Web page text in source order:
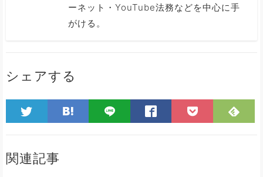
ーネット・YouTube法務などを中心に手
がける。
シェアする
関連記事